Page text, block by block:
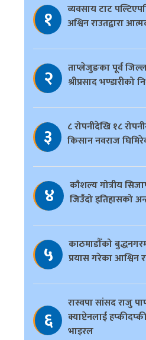
१
व्यवसाय टाट
अश्विन राउतद्वारा
२
ताप्लेजुङका पूर्व
श्रीप्रसाद भण्डारीको
३
८ रोपनीदेखि १८
किसान नवराज
४
काैशल्य गोत्रीय
जिउँदो इतिहासको
५
काठमाडौँको
प्रयास गरेका आश्विन
६
रास्वपा सांसद राजु
क्याप्टेनलाई
भाइरल